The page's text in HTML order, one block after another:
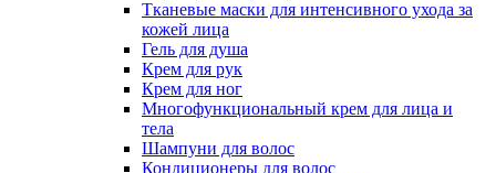
Тканевые маски для интенсивного ухода за
кожей лица
Гель для душа
Крем для рук
Крем для ног
Многофункциональный крем для лица и
тела
Шампуни для волос
Кондиционеры для волос